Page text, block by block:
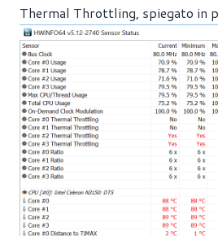
Thermal Throttling, spiegato in